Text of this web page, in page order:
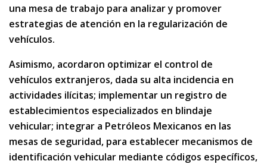
una mesa de trabajo para analizar y promover
estrategias de atención en la regularización de
vehículos.
Asimismo, acordaron optimizar el control de
vehículos extranjeros, dada su alta incidencia en
actividades ilícitas; implementar un registro de
establecimientos especializados en blindaje
vehicular; integrar a Petróleos Mexicanos en las
mesas de seguridad, para establecer mecanismos de
identificación vehicular mediante códigos específicos,